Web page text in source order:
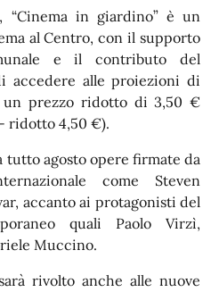
“Cinema in giardino” è un
al Centro, con il supporto
e il contributo del
accedere alle proiezioni di
prezzo ridotto di 3,50 €
ridotto 4,50 €).
tutto agosto opere firmate da
come Steven
accanto ai protagonisti del
quali Paolo Virzì,
Muccino.
rivolto anche alle nuove